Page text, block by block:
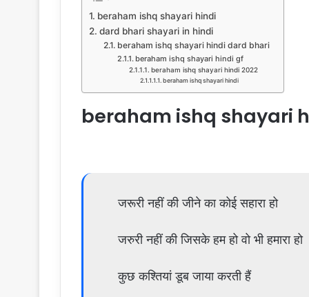
beraham ishq shayari hindi
dard bhari shayari in hindi
beraham ishq shayari hindi dard bhari
beraham ishq shayari hindi gf
beraham ishq shayari hindi 2022
beraham ishq shayari hindi
beraham ishq shayari
जरूरी नहीं की जीने का कोई सहारा हो
जरुरी नहीं की जिसके हम हो वो भी हमारा हो
कुछ कश्तियां डूब जाया करती हैं